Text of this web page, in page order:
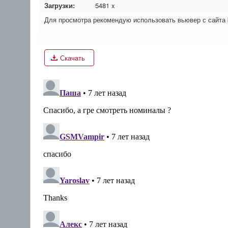
Загрузки:
5481 x
Для просмотра рекомендую использовать вьювер с сайта
Скачать